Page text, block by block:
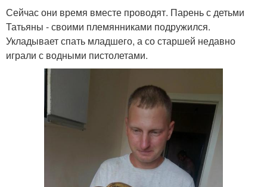
Сейчас они время вместе проводят. Парень с детьми
Татьяны - своими племянниками подружился.
Укладывает спать младшего, а со старшей недавно
играли с водными пистолетами.